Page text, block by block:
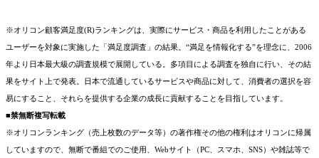
※オリコン顧客満足度(R)ランキングは、実際にサービス・商品を利用したことがある
ユーザーを対象に実施した「満足度調査」の結果。“満足を情報化する”を理念に、2006
年より日本最大級の調査規模で展開している。多項目による調査を独自に行い、その結
果をサイト上で発表。日本で流通しているサービスや商品に対して、消費者の選択を容
易にすること、それらを提供する企業の成長に貢献することを目指しています。
■禁無断複写転載
※オリコンランキング（売上枚数のデータ等）の著作権その他の権利はオリコンに帰属
していますので、無断で番組でのご使用、Webサイト（PC、スマホ、SNS）や雑誌等で